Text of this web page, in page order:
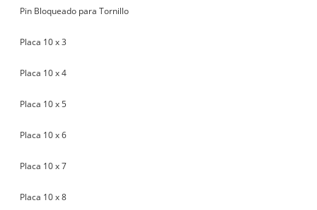
Pin Bloqueado para Tornillo
Placa 10 x 3
Placa 10 x 4
Placa 10 x 5
Placa 10 x 6
Placa 10 x 7
Placa 10 x 8